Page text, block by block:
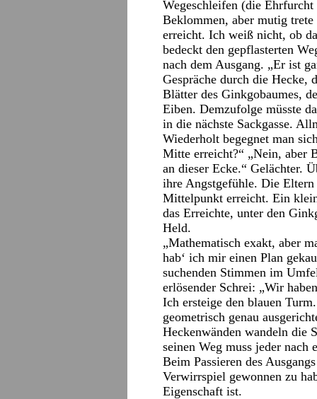
Wegeschleifen (die Ehrfurcht
Beklommen, aber mutig trete
erreicht. Ich weiß nicht, ob
bedeckt den gepflasterten
nach dem Ausgang. „Er ist
Gespräche durch die Hecke,
Blätter des Ginkgobaumes,
Eiben. Demzufolge müsste
in die nächste Sackgasse.
Wiederholt begegnet man
Mitte erreicht?“ „Nein, aber
an dieser Ecke.“ Gelächter.
ihre Angstgefühle. Die
Mittelpunkt erreicht. Ein
das Erreichte, unter den
Held.
„Mathematisch exakt, aber
hab‘ ich mir einen Plan
suchenden Stimmen im
erlösender Schrei: „Wir
Ich ersteige den blauen
geometrisch genau
Heckenwänden wandeln die
seinen Weg muss jeder nach
Beim Passieren des
Verwirrspiel gewonnen zu
Eigenschaft ist.